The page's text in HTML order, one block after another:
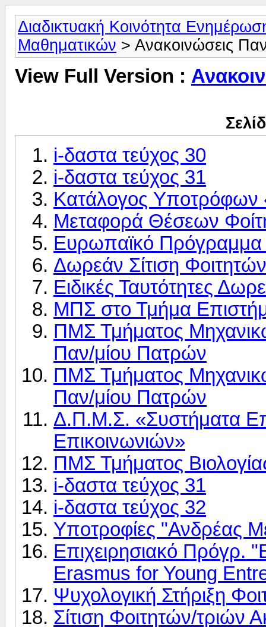
Διαδικτυακή Κοινότητα
Μαθηματικών > Ανακοινώσεις
View Full Version :
i-δαστα τεύχος 30
i-δαστα τεύχος 31
Kατάλογος Yποτρόφων
Μεταφορά Θέσεων
Ευρωπαϊκό Πρόγραμμα
Δωρεάν Σίτιση
Eιδικές Ταυτότητες
ΜΠΣ στο Τμήμα
ΠΜΣ Τμήματος
Παν/μίου Πατρών
ΠΜΣ Τμήματος
Παν/μίου Πατρών
Δ.Π.Μ.Σ. «Συστήματα
Επικοινωνιών»
ΠΜΣ Τμήματος
i-δαστα τεύχος 31
i-δαστα τεύχος 32
Υποτροφίες "Ανδρέας
Επιχειρησιακό Πρόγρ.
Erasmus for Young
Ψυχολογική Στήριξη
Σίτιση Φοιτητών/